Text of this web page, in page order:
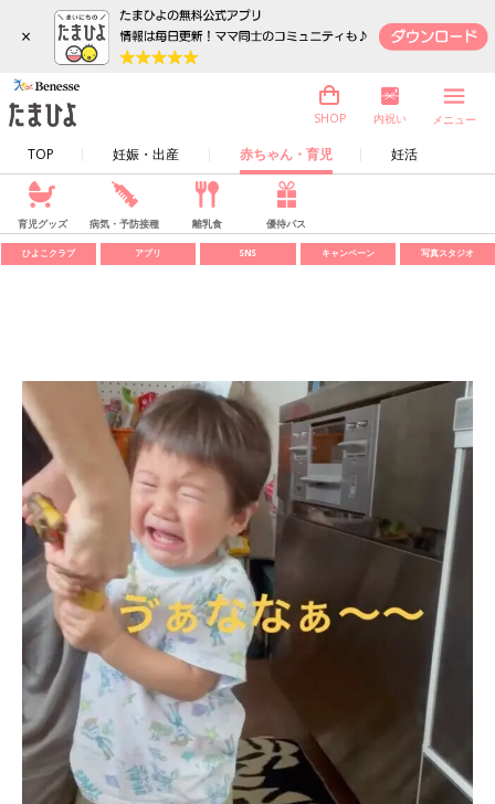
×
TOP 妊娠・出産 赤ちゃん・育児 妊活
SHOP 内祝い メニュー
育児グッズ 病気・予防接種 離乳食 優待パス
ひよこクラブ アプリ SNS キャンペーン 写真スタジオ